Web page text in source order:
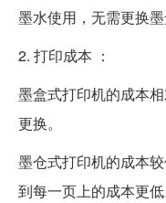
墨水使用，无需更换墨
2. 打印成本 ：
墨盒式打印机的成本
更换。
墨仓式打印机的成本
到每一页上的成本更低